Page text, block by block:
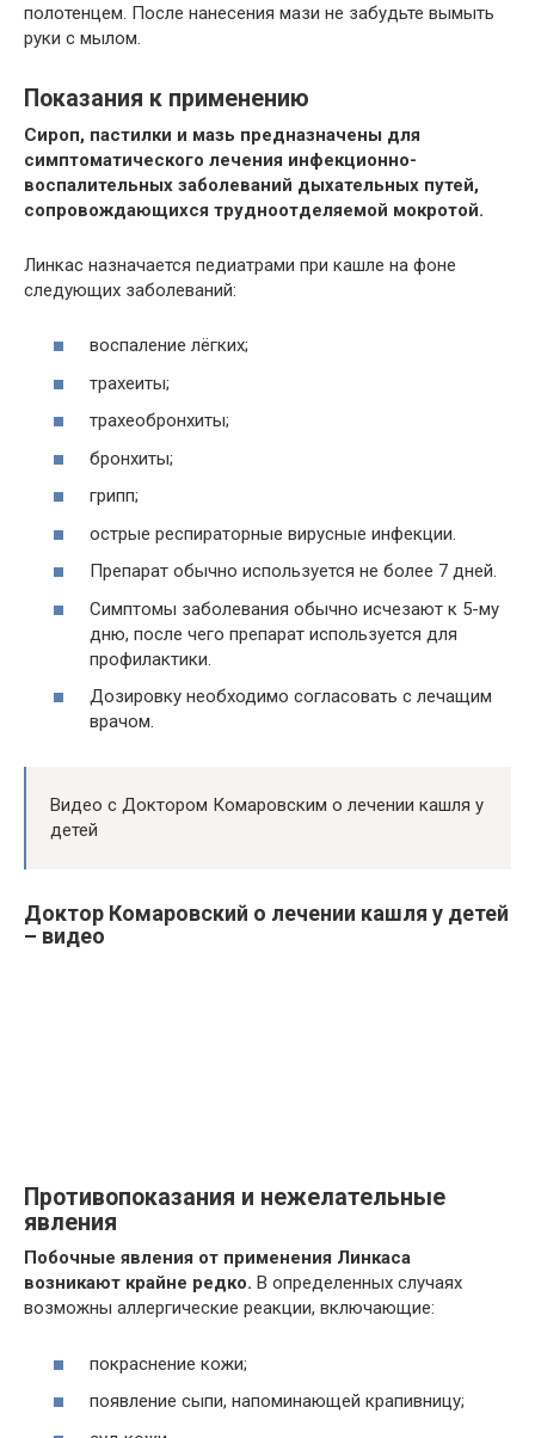
полотенцем. После нанесения мази не забудьте вымыть
руки с мылом.
Показания к применению
Сироп, пастилки и мазь предназначены для
симптоматического лечения инфекционно-
воспалительных заболеваний дыхательных путей,
сопровождающихся трудноотделяемой мокротой.
Линкас назначается педиатрами при кашле на фоне
следующих заболеваний:
воспаление лёгких;
трахеиты;
трахеобронхиты;
бронхиты;
грипп;
острые респираторные вирусные инфекции.
Препарат обычно используется не более 7 дней.
Симптомы заболевания обычно исчезают к 5-му
дню, после чего препарат используется для
профилактики.
Дозировку необходимо согласовать с лечащим
врачом.
Видео с Доктором Комаровским о лечении кашля у
детей
Доктор Комаровский о лечении кашля у детей
– видео
Противопоказания и нежелательные
явления
Побочные явления от применения Линкаса
возникают крайне редко. В определенных случаях
возможны аллергические реакции, включающие:
покраснение кожи;
появление сыпи, напоминающей крапивницу;